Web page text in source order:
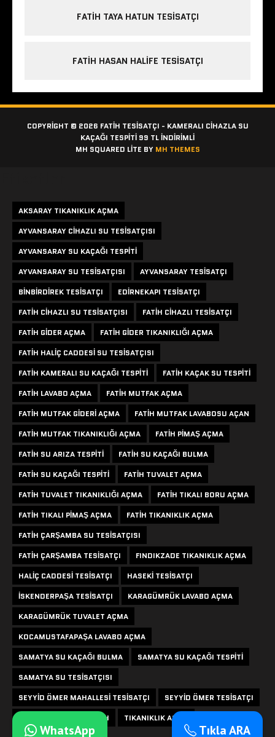
FATIH TAYA HATUN TESISATÇI
FATIH HASAN HALIFE TESISATÇI
COPYRIGHT © 2026 FATIH TESISATÇI - KAMERALI CIHAZLA SU
KAÇAĞI TESPITI 99 TL İNDİRİMLİ
MH SQUARED LITE BY MH THEMES
Tıkla ARA
WhatsApp
AKSARAY TIKANIKLIK AÇMA
AYVANSARAY CIHAZLI SU TESISATÇISI
AYVANSARAY SU KAÇAĞI TESPITI
AYVANSARAY SU TESISATÇISI
AYVANSARAY TESISATÇI
BINBIRDIREK TESISATÇI
EDIRNEKAPI TESISATÇI
FATIH CIHAZLI SU TESISATÇISI
FATIH CIHAZLI TESISATÇI
FATIH GIDER AÇMA
FATIH GIDER TIKANIKLIĞI AÇMA
FATIH HALIÇ CADDESI SU TESISATÇISI
FATIH KAMERALI SU KAÇAĞI TESPITI
FATIH KAÇAK SU TESPITI
FATIH LAVABO AÇMA
FATIH MUTFAK AÇMA
FATIH MUTFAK GIDERI AÇMA
FATIH MUTFAK LAVABOSU AÇAN
FATIH MUTFAK TIKANIKLIĞI AÇMA
FATIH PIMAŞ AÇMA
FATIH SU ARIZA TESPITI
FATIH SU KAÇAĞI BULMA
FATIH SU KAÇAĞI TESPITI
FATIH TUVALET AÇMA
FATIH TUVALET TIKANIKLIĞI AÇMA
FATIH TIKALI BORU AÇMA
FATIH TIKALI PIMAŞ AÇMA
FATIH TIKANIKLIK AÇMA
FATIH ÇARŞAMBA SU TESISATÇISI
FATIH ÇARŞAMBA TESISATÇI
FINDIKZADE TIKANIKLIK AÇMA
HALIÇ CADDESI TESISATÇI
HASEKI TESISATÇI
ISKENDERPAŞA TESISATÇI
KARAGÜMRÜK LAVABO AÇMA
KARAGÜMRÜK TUVALET AÇMA
KOCAMUSTAFAPAŞA LAVABO AÇMA
SAMATYA SU KAÇAĞI BULMA
SAMATYA SU KAÇAĞI TESPITI
SAMATYA SU TESISATÇISI
SEYYID ÖMER MAHALLESI TESISATÇI
SEYYID ÖMER TESISATÇI
SU KAÇAĞI TESPITI FATIH
TIKANIKLIK AÇMA